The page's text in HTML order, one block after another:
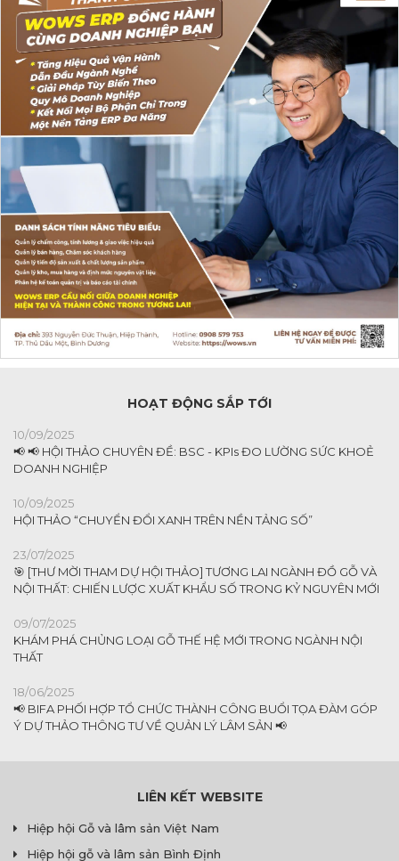
HOẠT ĐỘNG SẮP TỚI
10/09/2025
📢 📢 HỘI THẢO CHUYÊN ĐỀ: BSC - KPIs ĐO LƯỜNG SỨC KHOẺ
DOANH NGHIỆP
10/09/2025
HỘI THẢO “CHUYỂN ĐỔI XANH TRÊN NỀN TẢNG SỐ”
23/07/2025
🎯 [THƯ MỜI THAM DỰ HỘI THẢO] TƯƠNG LAI NGÀNH ĐỒ GỖ VÀ
NỘI THẤT: CHIẾN LƯỢC XUẤT KHẨU SỐ TRONG KỶ NGUYÊN MỚI
09/07/2025
KHÁM PHÁ CHỦNG LOẠI GỖ THẾ HỆ MỚI TRONG NGÀNH NỘI
THẤT
18/06/2025
📢 BIFA PHỐI HỢP TỔ CHỨC THÀNH CÔNG BUỔI TỌA ĐÀM GÓP
Ý DỰ THẢO THÔNG TƯ VỀ QUẢN LÝ LÂM SẢN 📢
LIÊN KẾT WEBSITE
Hiệp hội Gỗ và lâm sản Việt Nam
Hiệp hội gỗ và lâm sản Bình Định